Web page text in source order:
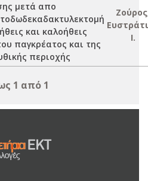
μετά απο
και καλοήθεις
παγκρέατος και της
περιοχής
Ι.
1 από 1